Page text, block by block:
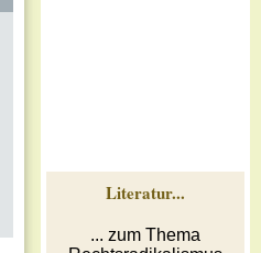
Literatur...
... zum Thema